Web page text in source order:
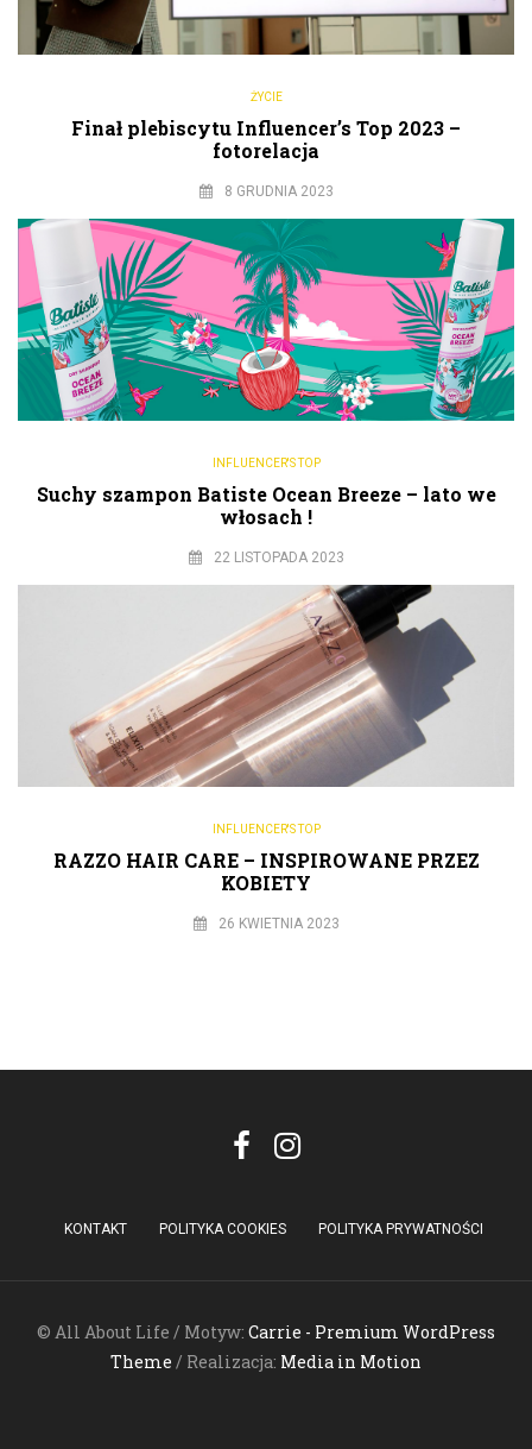
ŻYCIE
Finał plebiscytu Influencer’s Top 2023 –
fotorelacja
8 GRUDNIA 2023
INFLUENCER'S TOP
Suchy szampon Batiste Ocean Breeze – lato we
włosach !
22 LISTOPADA 2023
INFLUENCER'S TOP
RAZZO HAIR CARE – INSPIROWANE PRZEZ
KOBIETY
26 KWIETNIA 2023
KONTAKT POLITYKA COOKIES POLITYKA PRYWATNOŚCI
© All About Life / Motyw: Carrie - Premium WordPress
Theme / Realizacja: Media in Motion